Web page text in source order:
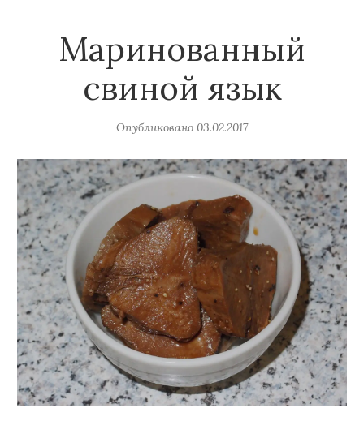
Маринованный
свиной язык
Опубликовано 03.02.2017